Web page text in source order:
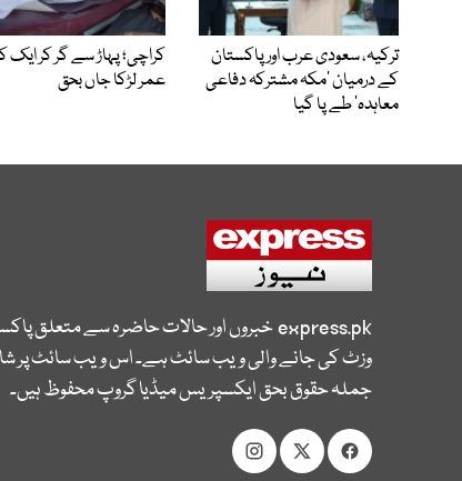
ترکیہ، سعودی عرب اور پاکستان
کے درمیان ’مکہ مشترکہ دفاعی
معاہدہ‘ طے پا گیا
کراچی؛ پہاڑ سے گر کر ایک
عمر لڑکا جاں بحق
express.pkخبروں اور حالات حاضرہ سے متعلق
وزٹ کی جانے والی ویب سائٹ ہے۔ اس ویب سائٹ پر
جملہ حقوق بحق ایکسپریس میڈیا گروپ محفوظ ہیں۔